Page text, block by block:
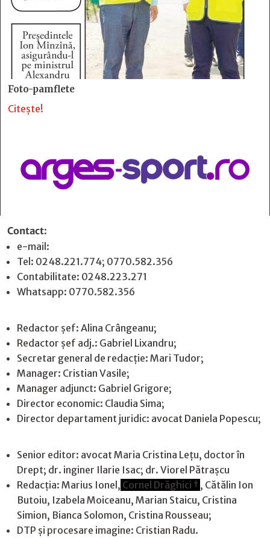
Foto-pamflete
Citește!
Contact:
e-mail:
Tel: 0248.221.774; 0770.582.356
Contabilitate: 0248.223.271
Whatsapp: 0770.582.356
Redactor șef: Alina Crângeanu;
Redactor șef adj.: Gabriel Lixandru;
Secretar general de redacție: Mari Tudor;
Manager: Cristian Vasile;
Manager adjunct: Gabriel Grigore;
Director economic: Claudia Sima;
Director departament juridic: avocat Daniela Popescu;
Senior editor: avocat Maria Cristina Leţu, doctor în
Drept; dr. inginer Ilarie Isac; dr. Viorel Pătrașcu
Redacţia: Marius Ionel, Cornel Drăghici † , Cătălin Ion
Butoiu, Izabela Moiceanu, Marian Staicu, Cristina
Simion, Bianca Solomon, Cristina Rousseau;
DTP și procesare imagine: Cristian Radu.